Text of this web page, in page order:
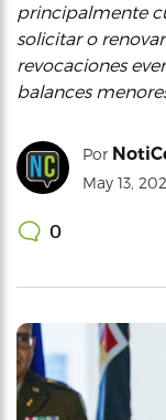
principalmente
solicitar o
revocaciones
balances
Por
May 13,
0